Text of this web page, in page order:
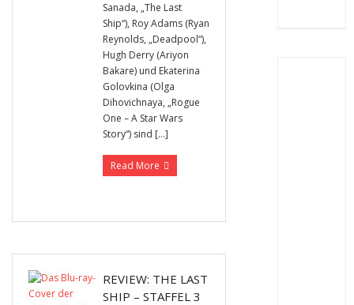
Sanada, „The Last
Ship“), Roy Adams (Ryan
Reynolds, „Deadpool“),
Hugh Derry (Ariyon
Bakare) und Ekaterina
Golovkina (Olga
Dihovichnaya, „Rogue
One – A Star Wars
Story“) sind […]
Read More
REVIEW: THE LAST
SHIP – STAFFEL 3